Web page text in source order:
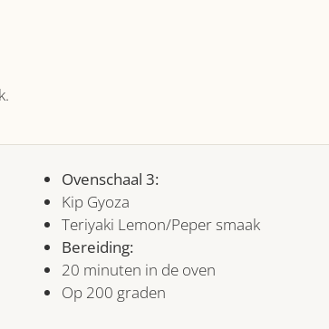
Ovenschaal 3:
Kip Gyoza
Teriyaki Lemon/Peper smaak
Bereiding:
20 minuten in de oven
Op 200 graden